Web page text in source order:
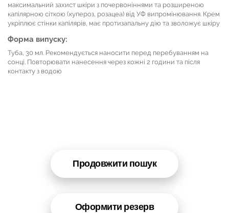
максимальний захист шкіри з почервоніннями та розширеною
капілярною сіткою (купероз, розацеа) від УФ випромінювання. Крем
укріплює стінки капілярів, має протизапальну дію та зволожує шкіру
Форма випуску:
Туба, 30 мл. Рекомендується наносити перед перебуванням на
сонці. Повторювати нанесення через кожні 2 години та після
контакту з водою
Продовжити пошук
Оформити резерв